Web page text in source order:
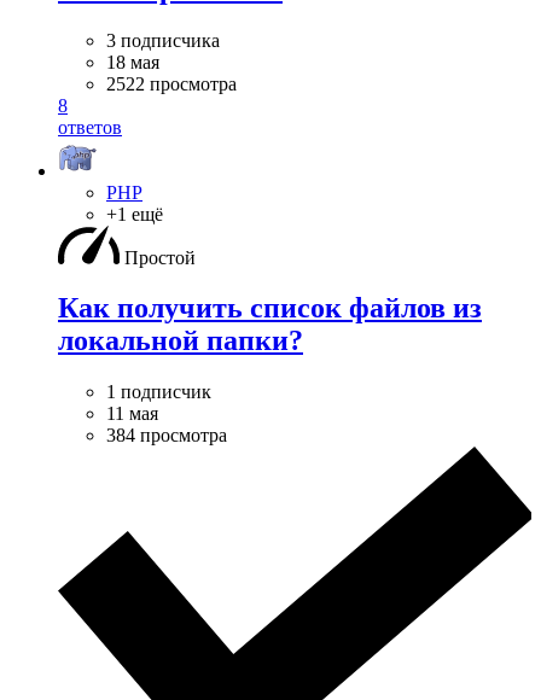
3 подписчика
18 мая
2522 просмотра
8
ответов
PHP
+1 ещё
Простой
Как получить список файлов из
локальной папки?
1 подписчик
11 мая
384 просмотра